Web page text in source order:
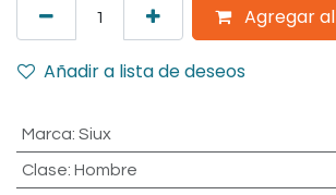
Agregar
Añadir a lista de deseos
Marca: Siux
Clase: Hombre